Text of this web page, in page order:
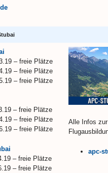
– freie Plätze
– freie Plätze
– freie Plätze
– freie Plätze
– freie Plätze
– freie Plätze
– freie Plätze
– freie Plätze
Alle Infos
apc-